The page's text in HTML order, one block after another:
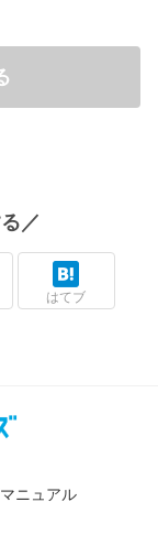
／
はてブ
ニュアル